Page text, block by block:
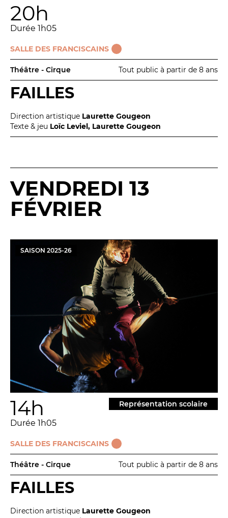
20h
Durée 1h05
SALLE DES FRANCISCAINS
Théâtre - Cirque Tout public à partir de 8 ans
FAILLES
Direction artistique Laurette Gougeon
Texte & jeu Loïc Leviel, Laurette Gougeon
VENDREDI 13
FÉVRIER
SAISON 2025-26
14h
Durée 1h05
Représentation scolaire
SALLE DES FRANCISCAINS
Théâtre - Cirque Tout public à partir de 8 ans
FAILLES
Direction artistique Laurette Gougeon